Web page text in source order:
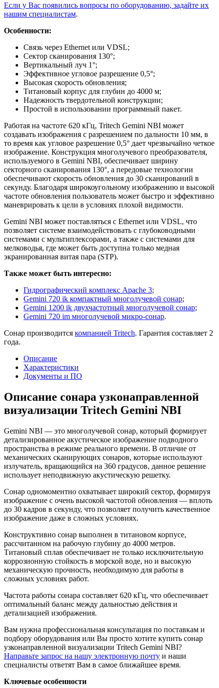
Если у Вас появились вопросы по оборудованию, задайте их
нашим специалистам.
Особенности:
Связь через Ethernet или VDSL;
Сектор сканирования 130°;
Вертикальный луч 1°;
Эффективное угловое разрешение 0,5°;
Высокая скорость обновления;
Титановый корпус для глубин до 4000 м;
Надежность твердотельной конструкции;
Простой в использовании программный пакет.
Работая на частоте 620 кГц, Tritech Gemini NBI может
создавать изображения с разрешением по дальности 10 мм, в
то время как угловое разрешение 0,5° дает чрезвычайно четкое
изображение. Конструкция многолучевого преобразователя,
используемого в Gemini NBI, обеспечивает ширину
секторного сканирования 130°, а передовые технологии
обеспечивают скорость обновления до 30 сканирований в
секунду. Благодаря широкоугольному изображению и высокой
частоте обновления пользователь может быстро и эффективно
маневрировать к цели в условиях плохой видимости.
Gemini NBI может поставляться с Ethernet или VDSL, что
позволяет системе взаимодействовать с глубоководными
системами с мультиплексорами, а также с системами для
мелководья, где может быть доступна только медная
экранированная витая пара (STP).
Также может быть интересно:
Гидрографический комплекс Apache 3;
Gemini 720 ik компактный многолучевой сонар;
Gemini 1200 ik двухчастотный многолучевой сонар;
Gemini 720 im многолучевой микро-сонар.
Сонар производится компанией Tritech. Гарантия составляет 2
года.
Описание
Характеристики
Документы и ПО
Описание сонара узконаправленной
визуализации Tritech Gemini NBI
Gemini NBI — это многолучевой сонар, который формирует
детализированное акустическое изображение подводного
пространства в режиме реального времени. В отличие от
механических сканирующих сонаров, которые используют
излучатель, вращающийся на 360 градусов, данное решение
использует неподвижную акустическую решетку.
Сонар одномоментно охватывает широкий сектор, формируя
изображение с очень высокой частотой обновления — вплоть
до 30 кадров в секунду, что позволяет получить качественное
изображение даже в сложных условиях.
Конструктивно сонар выполнен в титановом корпусе,
рассчитанном на рабочую глубину до 4000 метров.
Титановый сплав обеспечивает не только исключительную
коррозионную стойкость в морской воде, но и высокую
механическую прочность, необходимую для работы в
сложных условиях работ.
Частота работы сонара составляет 620 кГц, что обеспечивает
оптимальный баланс между дальностью действия и
детализацией изображения.
Вам нужна профессиональная консультация по поставкам и
подбору оборудования или Вы просто хотите купить сонар
узконаправленной визуализации Tritech Gemini NBI?
Направьте запрос на нашу электронную почту и наши
специалисты ответят Вам в самое ближайшее время.
Ключевые особенности